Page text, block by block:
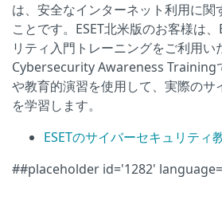
は、安全なインターネット利用に関
ことです。ESET北米版のお客様は
リティ入門トレーニングをご利用い
Cybersecurity Awareness Training
や教育的演習を使用して、実際のサ
を学習します。
ESETのサイバーセキュリティ
##placeholder id='1282'